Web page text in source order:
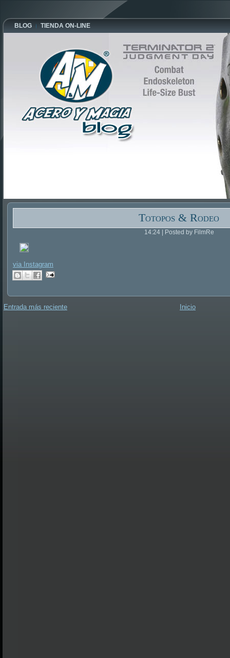
BLOG TIENDA ON-LINE
Totopos & Rodeo
14:24 | Posted by FilmRe
via Instagram
Entrada más reciente Inicio